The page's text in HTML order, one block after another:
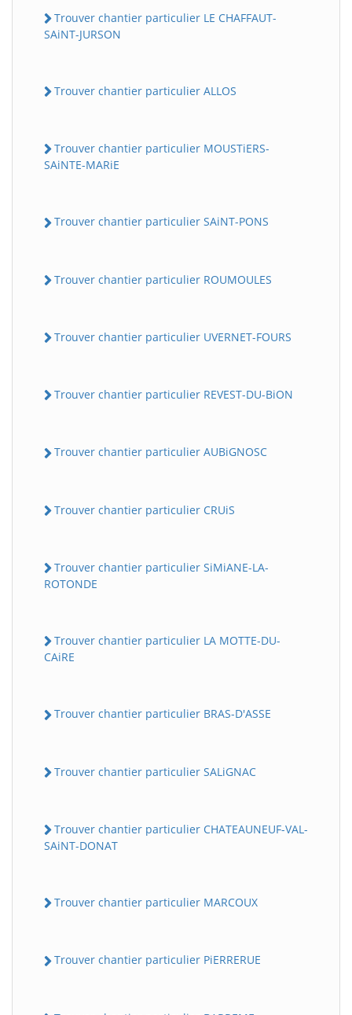
Trouver chantier particulier LE CHAFFAUT-
SAiNT-JURSON
Trouver chantier particulier ALLOS
Trouver chantier particulier MOUSTiERS-
SAiNTE-MARiE
Trouver chantier particulier SAiNT-PONS
Trouver chantier particulier ROUMOULES
Trouver chantier particulier UVERNET-FOURS
Trouver chantier particulier REVEST-DU-BiON
Trouver chantier particulier AUBiGNOSC
Trouver chantier particulier CRUiS
Trouver chantier particulier SiMiANE-LA-
ROTONDE
Trouver chantier particulier LA MOTTE-DU-
CAiRE
Trouver chantier particulier BRAS-D'ASSE
Trouver chantier particulier SALiGNAC
Trouver chantier particulier CHATEAUNEUF-VAL-
SAiNT-DONAT
Trouver chantier particulier MARCOUX
Trouver chantier particulier PiERRERUE